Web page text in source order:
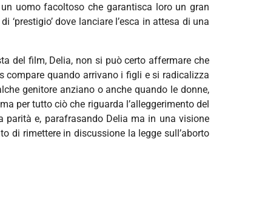
uomo facoltoso che garantisca loro un gran
dove lanciare l’esca in attesa di una
del film, Delia, non si può certo affermare che
compare quando arrivano i figli e si radicalizza
genitore anziano o anche quando le donne,
per tutto ciò che riguarda l’alleggerimento del
e, parafrasando Delia ma in una visione
di rimettere in discussione la legge sull’aborto